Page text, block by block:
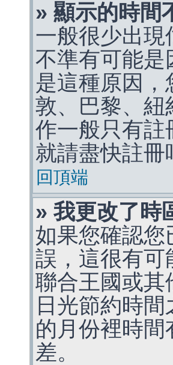
» 顯示的時間
一般很少出
不準有可能是
是這種原因
敦、巴黎、紐
作一般只有註
就請盡快註冊
回頂端
» 我更改了時
如果您確認
誤，這很有可
聯合王國或其
日光節約時
的月份裡時
差。